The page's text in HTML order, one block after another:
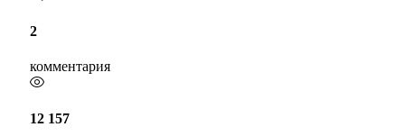
2
комментария
12 157